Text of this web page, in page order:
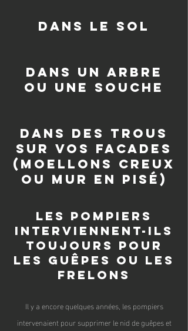
dans le sol
dans un arbre
ou une souche
Dans des trous
sur vos facades
(moellons creux
ou mur en pisé)
les pompiers
interviennent-ils
toujours pour
les guêpes ou les
frelons
Il y a encore quelques années, les pompiers
intervenaient pour supprimer le nid de guêpes et